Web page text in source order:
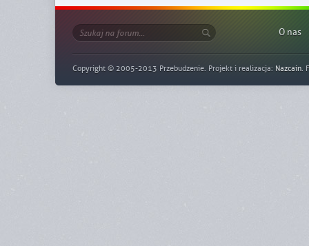
O nas
Copyright © 2005-2013 Przebudzenie. Projekt i realizacja: Nazcain.